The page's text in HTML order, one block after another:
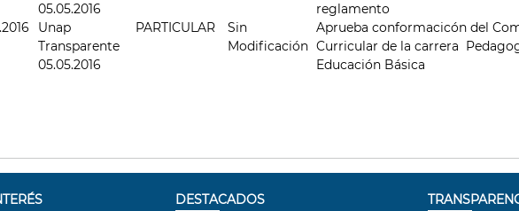
05.05.2016
reglamento
Unap
Transparente
05.05.2016
PARTICULAR
Sin
Modificación
Aprueba conformacicón del
Curricular de la carrera
Educación Básica
DESTACADOS